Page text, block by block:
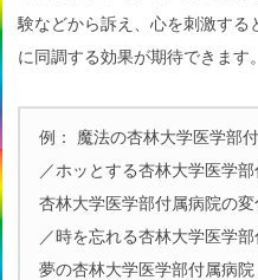
験などから訴え、心を刺激する
に同調する効果が期待できます。
例： 魔法の杏林大学医学部
／ホッとする杏林大学医学
杏林大学医学部付属病院の
／時を忘れる杏林大学医学
夢の杏林大学医学部付属病